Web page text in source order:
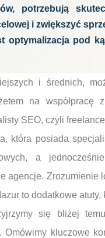
potrzebują
i zwiększyć
optymalizacja pod
i średnich,
na
SEO, czyli
która posiada
a
agencje. Zrozumienie
to dodatkowe
się bliżej
Omówimy kluczowe